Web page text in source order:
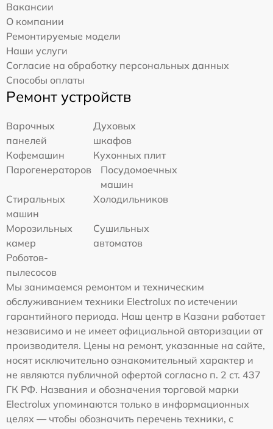
Вакансии
О компании
Ремонтируемые модели
Наши услуги
Согласие на обработку персональных данных
Способы оплаты
Ремонт устройств
Варочных
панелей
Духовых
шкафов
Кофемашин
Кухонных плит
Парогенераторов
Посудомоечных
машин
Стиральных
машин
Холодильников
Морозильных
камер
Сушильных
автоматов
Роботов-
пылесосов
Мы занимаемся ремонтом и техническим
обслуживанием техники Electrolux по истечении
гарантийного периода. Наш центр в Казани работает
независимо и не имеет официальной авторизации от
производителя. Цены на ремонт, указанные на сайте,
носят исключительно ознакомительный характер и
не являются публичной офертой согласно п. 2 ст. 437
ГК РФ. Названия и обозначения торговой марки
Electrolux упоминаются только в информационных
целях — чтобы обозначить перечень техники, с